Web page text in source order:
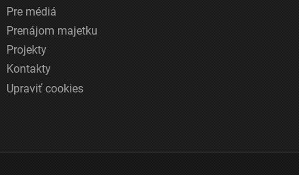
Pre médiá
Prenájom majetku
Projekty
Kontakty
Upraviť cookies